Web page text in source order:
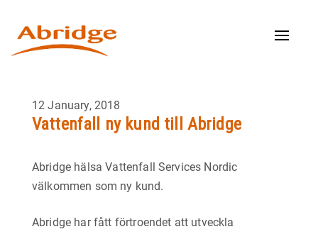
Toggle
12 January, 2018
Vattenfall ny kund till Abridge
Abridge hälsa Vattenfall Services Nordic
välkommen som ny kund.
Abridge har fått förtroendet att utveckla